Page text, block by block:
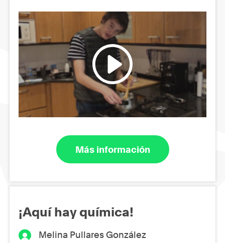
Más información
¡Aquí hay química!
Melina Pullares González